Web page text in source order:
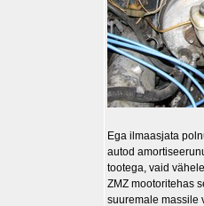
Ega ilmaasjata
autod
tootega, vaid
ZMZ mootoritehas
suuremale massile